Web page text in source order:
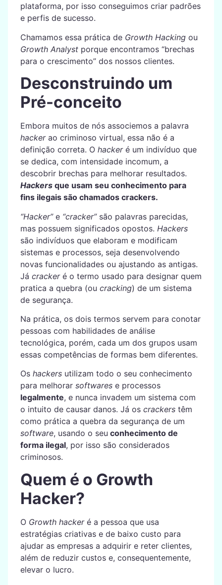
plataforma, por isso conseguimos criar padrões
e perfis de sucesso.
Chamamos essa prática de Growth Hackingou
Growth Analystporque encontramos “brechas
para o crescimento” dos nossos clientes.
Desconstruindo um
Pré-conceito
Embora muitos de nós associemos a palavra
hackerao criminoso virtual, essa não é a
definição correta. O hackeré um indivíduo que
se dedica, com intensidade incomum, a
descobrir brechas para melhorar resultados.
Hackers que usam seu conhecimento para
fins ilegais são chamados crackers.
“Hacker” e“cracker”são palavras parecidas,
mas possuem significados opostos. Hackers
são indivíduos que elaboram e modificam
sistemas e processos, seja desenvolvendo
novas funcionalidades ou ajustando as antigas.
Já crackeré o termo usado para designar quem
pratica a quebra (ou cracking) de um sistema
de segurança.
Na prática, os dois termos servem para conotar
pessoas com habilidades de análise
tecnológica, porém, cada um dos grupos usam
essas competências de formas bem diferentes.
Oshackersutilizam todo o seu conhecimento
para melhorar softwarese processos
legalmente, e nunca invadem um sistema com
o intuito de causar danos. Já os crackerstêm
como prática a quebra da segurança de um
software, usando o seu conhecimento de
forma ilegal, por isso são considerados
criminosos.
Quem é o Growth
Hacker?
OGrowth hackeré a pessoa que usa
estratégias criativas e de baixo custo para
ajudar as empresas a adquirir e reter clientes,
além de reduzir custos e, consequentemente,
elevar o lucro.